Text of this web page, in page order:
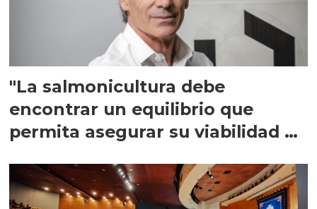
"La salmonicultura debe
encontrar un equilibrio que
permita asegurar su viabilidad de